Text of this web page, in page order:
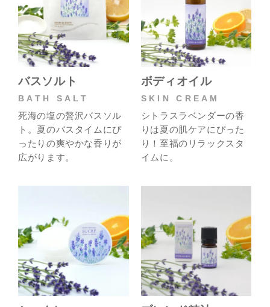
バスソルト
BATH SALT
死海の塩の贅沢バスソル
ト。夏のバスタイムにぴ
ったりの爽やかな香りが
広がります。
ボディオイル
SKIN CREAM
シトラスラベンダーの香
りは夏の肌ケアにぴった
り！至福のリラックスタ
イムに。